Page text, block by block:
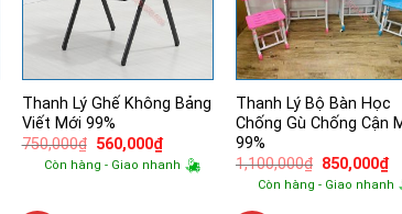
Thanh Lý Ghế Không Bảng
Viết Mới 99%
750,000₫ Giá
gốc
là:
560,000₫Giá
hiện
tại
Còn hàng - Giao nhanh
Thanh Lý Bộ Bàn Học
Chống Gù Chống Cận
99%
1,100,000₫ Giá
gốc
là:
850,000₫Giá
Còn hàng - Giao nhanh